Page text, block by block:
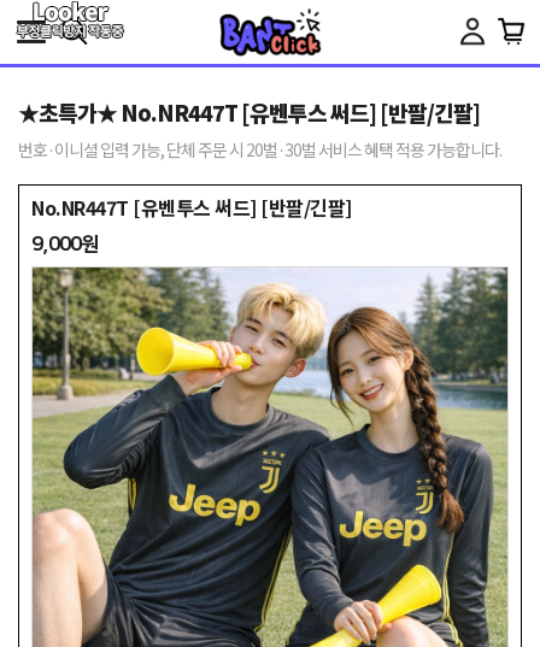
Toggle
★초특가★ No.NR447T [유벤투스 써드] [반팔/긴팔]
번호·이니셜 입력 가능, 단체 주문 시 20벌·30벌 서비스 혜택 적용 가능합니다.
No.NR447T [유벤투스 써드] [반팔/긴팔]
9,000원